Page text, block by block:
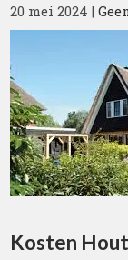
20 mei 2024 |
Kosten